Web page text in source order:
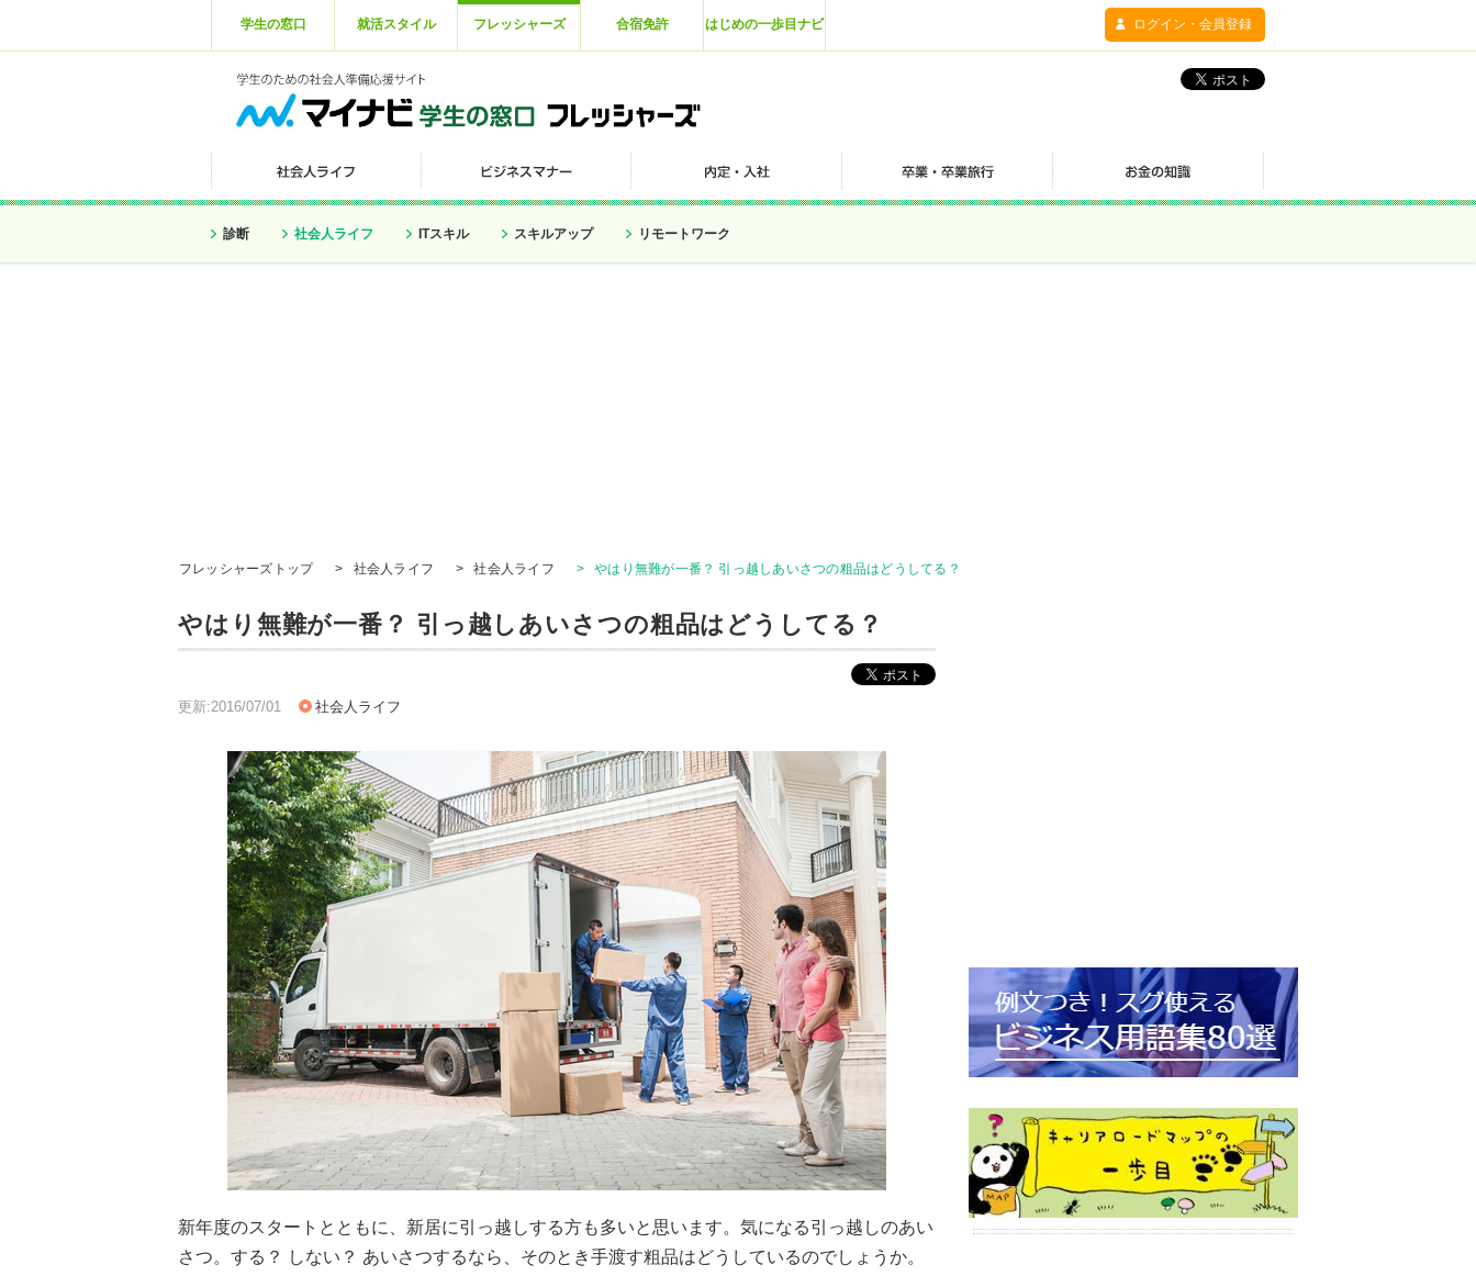
学生の窓口 就活スタイル フレッシャーズ 合宿免許 はじめの一歩目ナビ ログイン・会員登録
診断 社会人ライフ ITスキル スキルアップ リモートワーク
フレッシャーズトップ > 社会人ライフ > 社会人ライフ > やはり無難が一番？ 引っ越しあいさつの粗品はどうしてる？
やはり無難が一番？ 引っ越しあいさつの粗品はどうしてる？
更新:2016/07/01 社会人ライフ
新年度のスタートとともに、新居に引っ越しする方も多いと思います。気になる引っ越しのあい
さつ。する？ しない？ あいさつするなら、そのとき手渡す粗品はどうしているのでしょうか。